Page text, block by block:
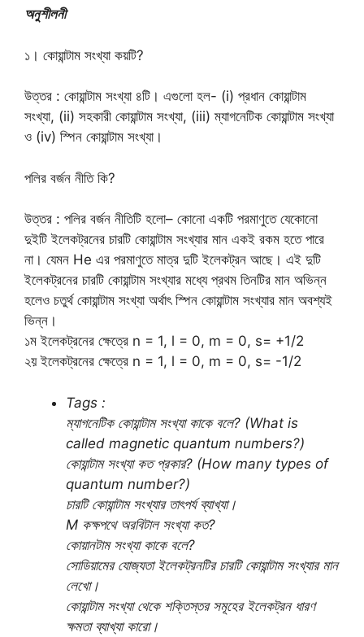
অনুশীলনী
১। কোয়ান্টাম সংখ্যা কয়টি?
উত্তর : কোয়ান্টাম সংখ্যা ৪টি। এগুলো হল- (i) প্রধান কোয়ান্টাম
সংখ্যা, (ii) সহকারী কোয়ান্টাম সংখ্যা, (iii) ম্যাগনেটিক কোয়ান্টাম সংখ্যা
ও (iv) স্পিন কোয়ান্টাম সংখ্যা।
পলির বর্জন নীতি কি?
উত্তর : পলির বর্জন নীতিটি হলো– কোনো একটি পরমাণুতে যেকোনো
দুইটি ইলেকট্রনের চারটি কোয়ান্টাম সংখ্যার মান একই রকম হতে পারে
না। যেমন He এর পরমাণুতে মাত্র দুটি ইলেকট্রন আছে। এই দুটি
ইলেকট্রনের চারটি কোয়ান্টাম সংখ্যার মধ্যে প্রথম তিনটির মান অভিন্ন
হলেও চতুর্থ কোয়ান্টাম সংখ্যা অর্থাৎ স্পিন কোয়ান্টাম সংখ্যার মান অবশ্যই
ভিন্ন।
১ম ইলেকট্রনের ক্ষেত্রে n = 1, l = 0, m = 0, s= +1/2
২য় ইলেকট্রনের ক্ষেত্রে n = 1, l = 0, m = 0, s= -1/2
Tags :
ম্যাগনেটিক কোয়ান্টাম সংখ্যা কাকে বলে? (What is
called magnetic quantum numbers?)
কোয়ান্টাম সংখ্যা কত প্রকার? (How many types of
quantum number?)
চারটি কোয়ান্টাম সংখ্যার তাৎপর্য ব্যাখ্যা।
M কক্ষপথে অরবিটাল সংখ্যা কত?
কোয়ানটাম সংখ্যা কাকে বলে?
সোডিয়ামের যোজ্যতা ইলেকট্রনটির চারটি কোয়ান্টাম সংখ্যার মান
লেখো।
কোয়ান্টাম সংখ্যা থেকে শক্তিস্তর সমূহের ইলেকট্রন ধারণ
ক্ষমতা ব্যাখ্যা কারো।